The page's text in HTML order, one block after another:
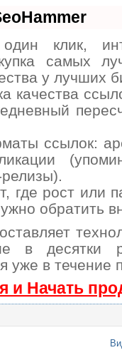
клик,
самых
у лучших
качества
ссылок:
где рост или
обратить
в
уже в течение
и Начать